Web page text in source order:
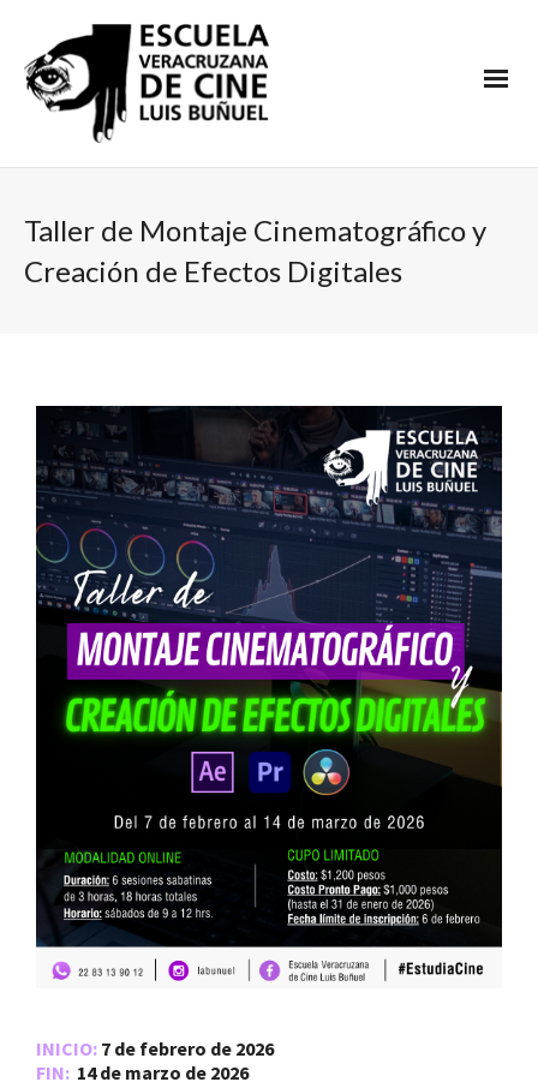
Taller de Montaje Cinematográfico y
Creación de Efectos Digitales
INICIO: 7 de febrero de 2026
FIN: 14 de marzo de 2026